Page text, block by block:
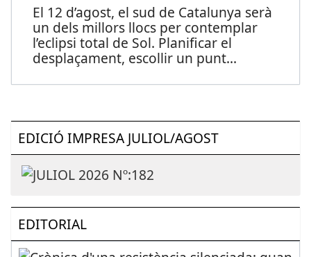
El 12 d’agost, el sud de Catalunya serà
un dels millors llocs per contemplar
l’eclipsi total de Sol. Planificar el
desplaçament, escollir un punt...
EDICIÓ IMPRESA JULIOL/AGOST
EDITORIAL